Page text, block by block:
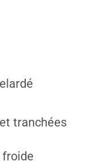
tranchées